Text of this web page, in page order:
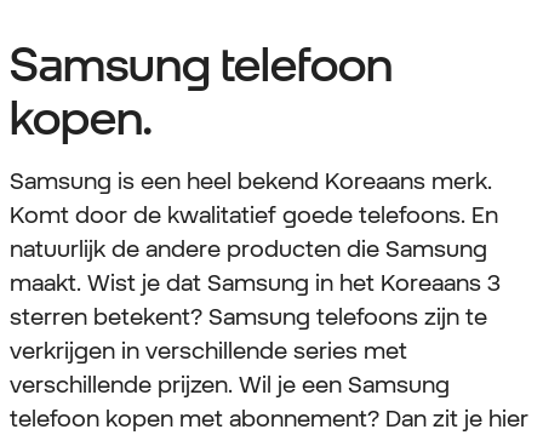
Samsung telefoon
kopen.
Samsung is een heel bekend Koreaans merk.
Komt door de kwalitatief goede telefoons. En
natuurlijk de andere producten die Samsung
maakt. Wist je dat Samsung in het Koreaans 3
sterren betekent? Samsung telefoons zijn te
verkrijgen in verschillende series met
verschillende prijzen. Wil je een Samsung
telefoon kopen met abonnement? Dan zit je hier